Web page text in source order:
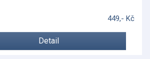
449,- Kč
Detail